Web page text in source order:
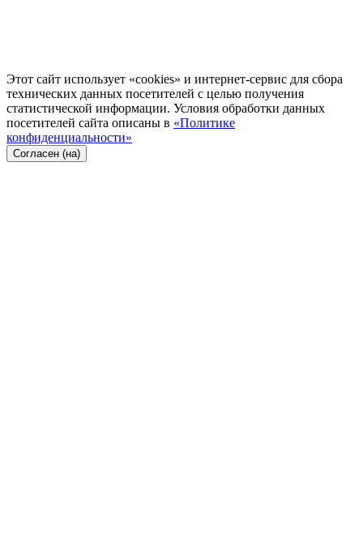
Этот сайт использует «cookies» и интернет-сервис для сбора
технических данных посетителей с целью получения
статистической информации. Условия обработки данных
посетителей сайта описаны в «Политике
конфиденциальности»
Согласен (на)